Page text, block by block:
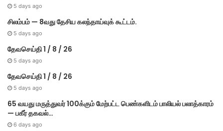
5 days ago
சிலம்பம் — 8வது தேசிய கலந்தாய்வுக் கூட்டம்.
5 days ago
தேவசெய்தி 1 / 8 / 26
5 days ago
தேவசெய்தி 1 / 8 / 26
5 days ago
65 வயது மருத்துவர் 100க்கும் மேற்பட்ட பெண்களிடம் பாலியல் பலாத்காரம்
— பகீர் தகவல்…
6 days ago